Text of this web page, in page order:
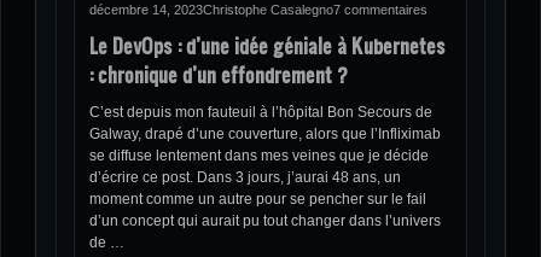
décembre 14, 2023Christophe Casalegno7 commentaires
Le DevOps : d’une idée géniale à Kubernetes
: chronique d’un effondrement ?
C’est depuis mon fauteuil à l’hôpital Bon Secours de
Galway, drapé d’une couverture, alors que l’Infliximab
se diffuse lentement dans mes veines que je décide
d’écrire ce post. Dans 3 jours, j’aurai 48 ans, un
moment comme un autre pour se pencher sur le fail
d’un concept qui aurait pu tout changer dans l’univers
de …